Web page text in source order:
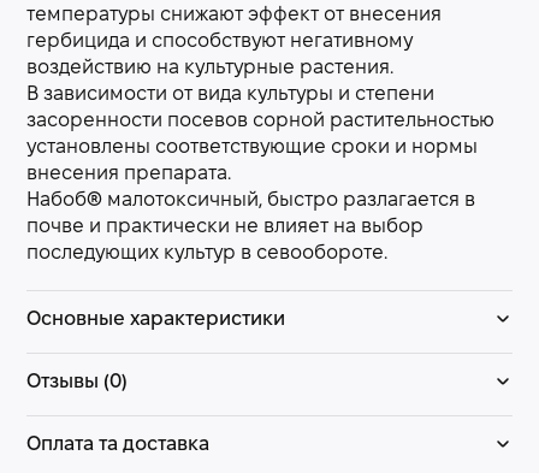
температуры снижают эффект от внесения
гербицида и способствуют негативному
воздействию на культурные растения.
В зависимости от вида культуры и степени
засоренности посевов сорной растительностью
установлены соответствующие сроки и нормы
внесения препарата.
Набоб® малотоксичный, быстро разлагается в
почве и практически не влияет на выбор
последующих культур в севообороте.
Основные характеристики
Отзывы (0)
Оплата та доставка